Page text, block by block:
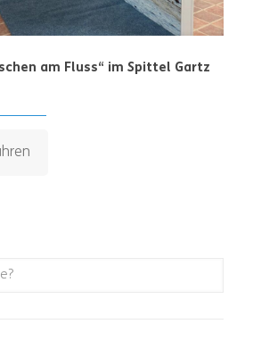
am Fluss“ im Spittel Gartz